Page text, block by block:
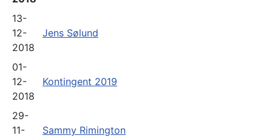
13-
12-
2018
Jens Sølund
01-
12-
2018
Kontingent 2019
29-
11-
Sammy Rimington